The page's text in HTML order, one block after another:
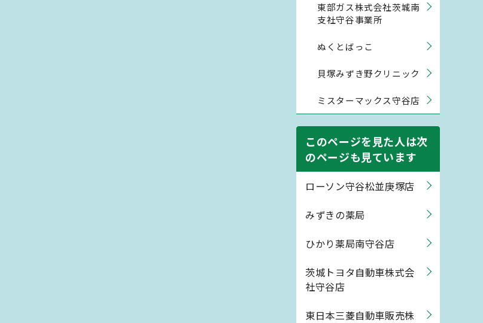
東部ガス株式会社茨城南
支社守谷事業所
ぬくとばっこ
貝塚みずき野クリニック
ミスターマックス守谷店
このページを見た人は次
のページも見ています
ローソン守谷松並庚塚店
みずきの薬局
ひかり薬局南守谷店
茨城トヨタ自動車株式会
社守谷店
東日本三菱自動車販売株